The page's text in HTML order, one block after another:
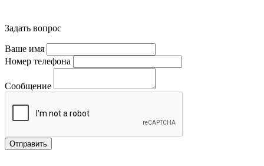
Задать вопрос
Ваше имя
Номер телефона
Сообщение
Отправить